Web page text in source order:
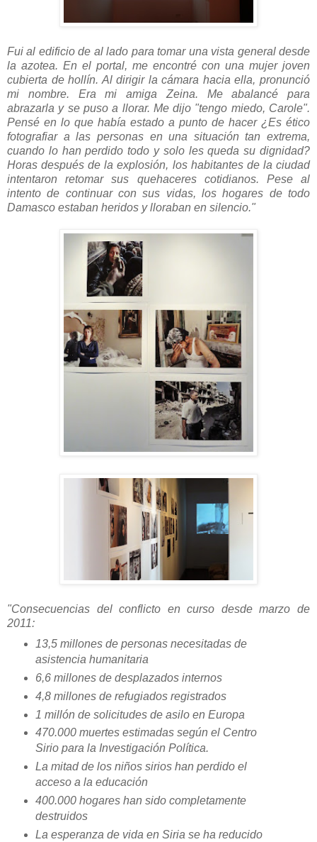
Fui al edificio de al lado para tomar una vista general desde
la azotea. En el portal, me encontré con una mujer joven
cubierta de hollín. Al dirigir la cámara hacia ella, pronunció
mi nombre. Era mi amiga Zeina. Me abalancé para
abrazarla y se puso a llorar. Me dijo "tengo miedo, Carole".
Pensé en lo que había estado a punto de hacer ¿Es ético
fotografiar a las personas en una situación tan extrema,
cuando lo han perdido todo y solo les queda su dignidad?
Horas después de la explosión, los habitantes de la ciudad
intentaron retomar sus quehaceres cotidianos. Pese al
intento de continuar con sus vidas, los hogares de todo
Damasco estaban heridos y lloraban en silencio."
"Consecuencias del conflicto en curso desde marzo de
2011:
13,5 millones de personas necesitadas de
asistencia humanitaria
6,6 millones de desplazados internos
4,8 millones de refugiados registrados
1 millón de solicitudes de asilo en Europa
470.000 muertes estimadas según el Centro
Sirio para la Investigación Política.
La mitad de los niños sirios han perdido el
acceso a la educación
400.000 hogares han sido completamente
destruidos
La esperanza de vida en Siria se ha reducido